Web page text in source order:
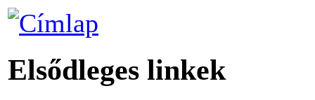
Elsődleges linkek